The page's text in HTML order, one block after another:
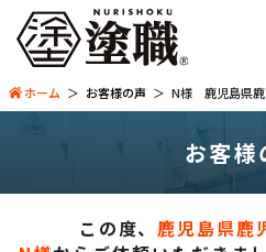
ホーム お客様の声 N様 鹿児島県鹿
お客様
この度、鹿児島県鹿